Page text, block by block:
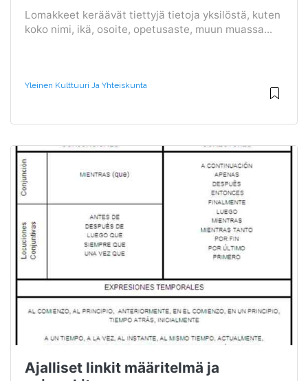
Lomakkeet keräävät tiettyjä tietoja yksilöstä, kuten
koko nimi, ikä, osoite, opetusaste, muun muassa...
Yleinen Kulttuuri Ja Yhteiskunta
Ajalliset linkit määritelmä ja